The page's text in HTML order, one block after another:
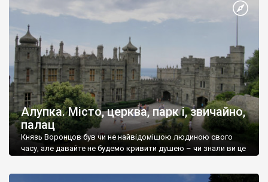
Алупка. Місто, церква, парк і, звичайно,
палац
Князь Воронцов був чи не найвідомішою людиною свого
часу, але давайте не будемо кривити душею – чи знали ви це